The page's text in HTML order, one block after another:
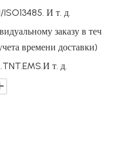
ISO13485. И т. д.
заказу в теч
времени доставки)
т. д.